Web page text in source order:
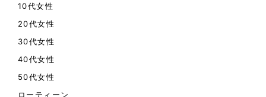
10代女性
20代女性
30代女性
40代女性
50代女性
ローティーン